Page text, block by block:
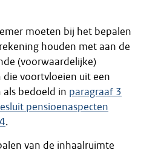
moeten bij het bepalen
houden met aan de
(voorwaardelijke)
die voortvloeien uit een
bedoeld in paragraaf 3
pensioenaspecten
.
van de inhaalruimte